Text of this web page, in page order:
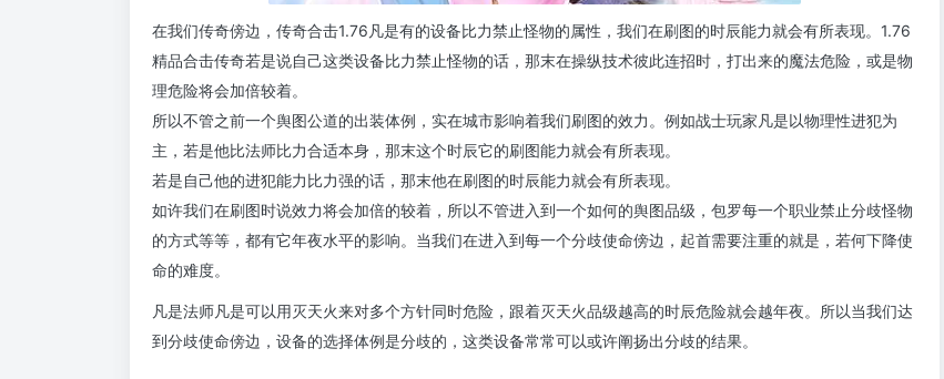
在我们传奇傍边，传奇合击1.76凡是有的设备比力禁止怪物的属性，我们在刷图的时辰能力就会有所表现。1.76
精品合击传奇若是说自己这类设备比力禁止怪物的话，那末在操纵技术彼此连招时，打出来的魔法危险，或是物
理危险将会加倍较着。
所以不管之前一个舆图公道的出装体例，实在城市影响着我们刷图的效力。例如战士玩家凡是以物理性进犯为
主，若是他比法师比力合适本身，那末这个时辰它的刷图能力就会有所表现。
若是自己他的进犯能力比力强的话，那末他在刷图的时辰能力就会有所表现。
如许我们在刷图时说效力将会加倍的较着，所以不管进入到一个如何的舆图品级，包罗每一个职业禁止分歧怪物
的方式等等，都有它年夜水平的影响。当我们在进入到每一个分歧使命傍边，起首需要注重的就是，若何下降使
命的难度。
凡是法师凡是可以用灭天火来对多个方针同时危险，跟着灭天火品级越高的时辰危险就会越年夜。所以当我们达
到分歧使命傍边，设备的选择体例是分歧的，这类设备常常可以或许阐扬出分歧的结果。